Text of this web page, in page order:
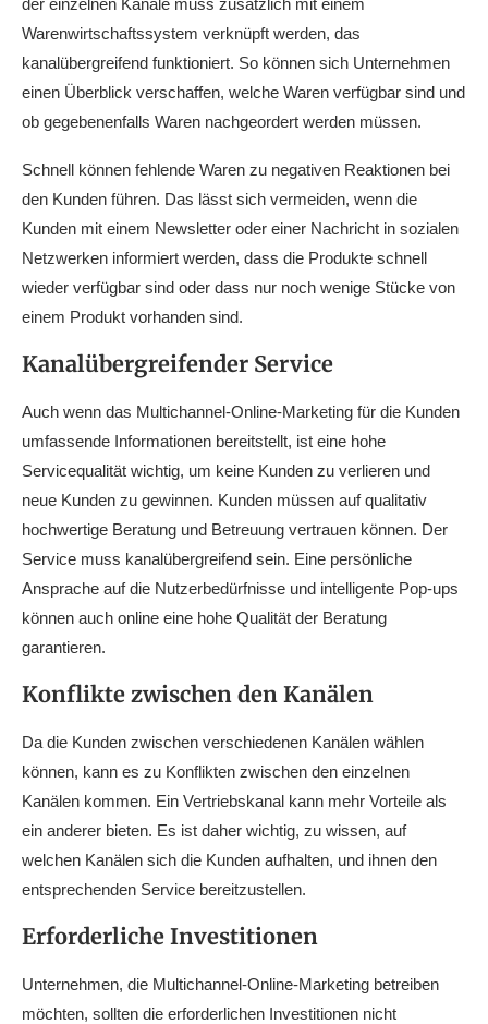
Warenwirtschaftssystem verknüpft werden, das
kanalübergreifend funktioniert. So können sich Unternehmen
einen Überblick verschaffen, welche Waren verfügbar sind und
ob gegebenenfalls Waren nachgeordert werden müssen.
Schnell können fehlende Waren zu negativen Reaktionen bei
den Kunden führen. Das lässt sich vermeiden, wenn die
Kunden mit einem Newsletter oder einer Nachricht in sozialen
Netzwerken informiert werden, dass die Produkte schnell
wieder verfügbar sind oder dass nur noch wenige Stücke von
einem Produkt vorhanden sind.
Kanalübergreifender Service
Auch wenn das Multichannel-Online-Marketing für die Kunden
umfassende Informationen bereitstellt, ist eine hohe
Servicequalität wichtig, um keine Kunden zu verlieren und
neue Kunden zu gewinnen. Kunden müssen auf qualitativ
hochwertige Beratung und Betreuung vertrauen können. Der
Service muss kanalübergreifend sein. Eine persönliche
Ansprache auf die Nutzerbedürfnisse und intelligente Pop-ups
können auch online eine hohe Qualität der Beratung
garantieren.
Konflikte zwischen den Kanälen
Da die Kunden zwischen verschiedenen Kanälen wählen
können, kann es zu Konflikten zwischen den einzelnen
Kanälen kommen. Ein Vertriebskanal kann mehr Vorteile als
ein anderer bieten. Es ist daher wichtig, zu wissen, auf
welchen Kanälen sich die Kunden aufhalten, und ihnen den
entsprechenden Service bereitzustellen.
Erforderliche Investitionen
Unternehmen, die Multichannel-Online-Marketing betreiben
möchten, sollten die erforderlichen Investitionen nicht